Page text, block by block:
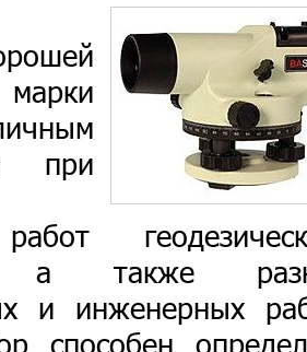
при
а также
и инженерных
способен